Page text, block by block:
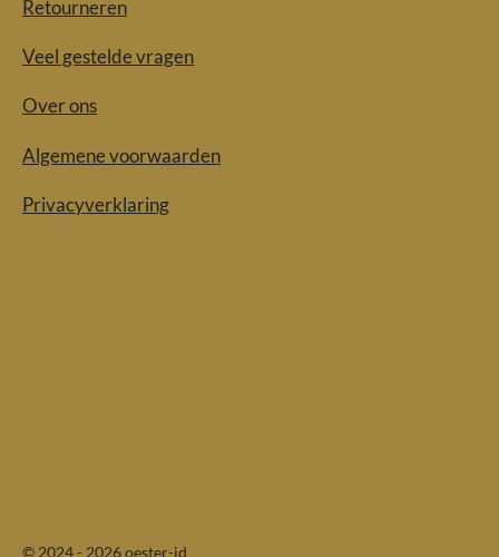
Retourneren
Veel gestelde vragen
Over ons
Algemene voorwaarden
Privacyverklaring
© 2024 - 2026 oester-id